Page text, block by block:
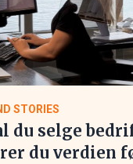
STORIES
du selge
du verdien